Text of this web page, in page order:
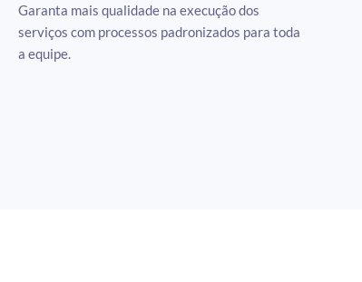
Garanta mais qualidade na execução dos
serviços com processos padronizados para toda
a equipe.